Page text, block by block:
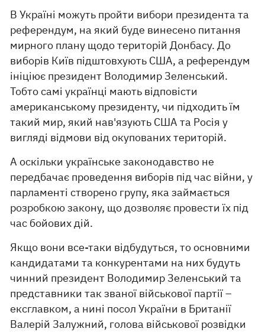
В Україні можуть пройти вибори президента та
референдум, на який буде винесено питання
мирного плану щодо територій Донбасу. До
виборів Київ підштовхують США, а референдум
ініціює президент Володимир Зеленський.
Тобто самі українці мають відповісти
американському президенту, чи підходить їм
такий мир, який нав'язують США та Росія у
вигляді відмови від окупованих територій.
А оскільки українське законодавство не
передбачає проведення виборів під час війни, у
парламенті створено групу, яка займається
розробкою закону, що дозволяє провести їх під
час бойових дій.
Якщо вони все-таки відбудуться, то основними
кандидатами та конкурентами на них будуть
чинний президент Володимир Зеленський та
представники так званої військової партії –
ексглавком, а нині посол України в Британії
Валерій Залужний, голова військової розвідки